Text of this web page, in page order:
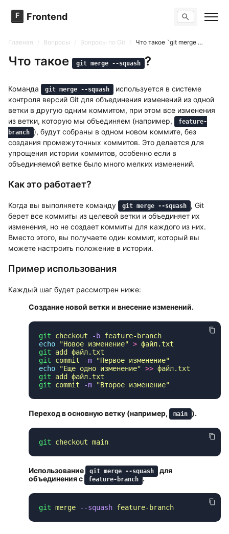
F Frontend Поиск по сайту
Тренажер вопросов
Тесты
Задачи
Главная Вопросы Вопросы по Git Что такое `git merge --squash`?
Что такое git merge --squash ?
Команда git merge --squash
используется в системе
контроля версий Git для объединения изменений из одной
ветки в другую одним коммитом, при этом все изменения
из ветки, которую мы объединяем (например,
feature-
branch ), будут собраны в одном новом коммите, без
создания промежуточных коммитов. Это делается для
упрощения истории коммитов, особенно если в
объединяемой ветке было много мелких изменений.
Как это работает?
Когда вы выполняете команду git merge --squash
, Git
берет все коммиты из целевой ветки и объединяет их
изменения, но не создает коммиты для каждого из них.
Вместо этого, вы получаете один коммит, который вы
можете настроить положение в истории.
Пример использования
Каждый шаг будет рассмотрен ниже:
Создание новой ветки и внесение изменений.
git checkout -b
echo "Новое изменение" >
git add
git commit -m "Первое изменение
echo "Еще одно изменение" >>
git add
git commit -m "Второе изменение
Переход в основную ветку (например, main ).
git checkout
Использование git merge --squash
для
объединения с
feature-branch .
git merge --squash